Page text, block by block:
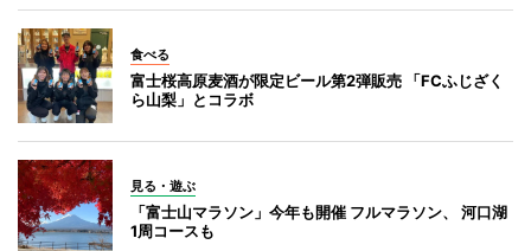
食べる
富士桜高原麦酒が限定ビール第2弾販売 「FCふじざく
ら山梨」とコラボ
見る・遊ぶ
「富士山マラソン」今年も開催 フルマラソン、 河口湖
1周コースも